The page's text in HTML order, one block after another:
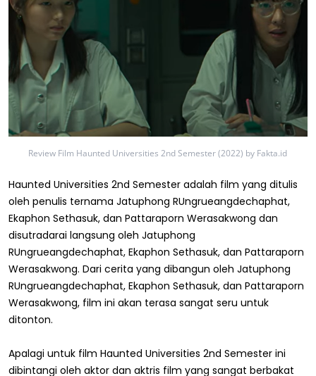
Review Film Haunted Universities 2nd Semester (2022) by Fakta.id
Haunted Universities 2nd Semester adalah film yang ditulis
oleh penulis ternama Jatuphong RUngrueangdechaphat,
Ekaphon Sethasuk, dan Pattaraporn Werasakwong dan
disutradarai langsung oleh Jatuphong
RUngrueangdechaphat, Ekaphon Sethasuk, dan Pattaraporn
Werasakwong. Dari cerita yang dibangun oleh Jatuphong
RUngrueangdechaphat, Ekaphon Sethasuk, dan Pattaraporn
Werasakwong, film ini akan terasa sangat seru untuk
ditonton.
Apalagi untuk film Haunted Universities 2nd Semester ini
dibintangi oleh aktor dan aktris film yang sangat berbakat